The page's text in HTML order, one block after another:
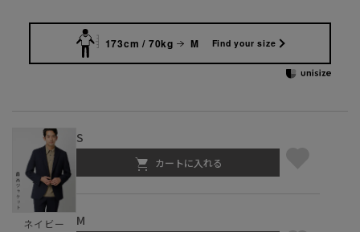
173cm / 70kg M Find your size
ネイビー
S
カートに入れる
M